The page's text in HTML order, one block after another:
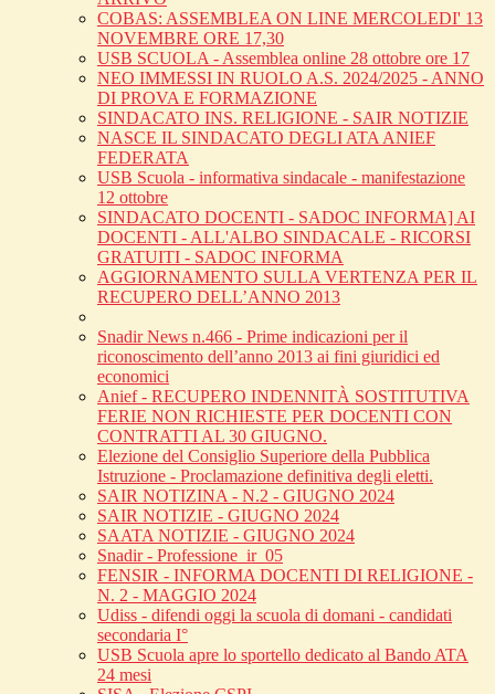
COBAS: ASSEMBLEA ON LINE MERCOLEDI' 13
NOVEMBRE ORE 17,30
USB SCUOLA - Assemblea online 28 ottobre ore 17
NEO IMMESSI IN RUOLO A.S. 2024/2025 - ANNO
DI PROVA E FORMAZIONE
SINDACATO INS. RELIGIONE - SAIR NOTIZIE
NASCE IL SINDACATO DEGLI ATA ANIEF
FEDERATA
USB Scuola - informativa sindacale - manifestazione
12 ottobre
SINDACATO DOCENTI - SADOC INFORMA] AI
DOCENTI - ALL'ALBO SINDACALE - RICORSI
GRATUITI - SADOC INFORMA
AGGIORNAMENTO SULLA VERTENZA PER IL
RECUPERO DELL’ANNO 2013
Snadir News n.466 - Prime indicazioni per il
riconoscimento dell’anno 2013 ai fini giuridici ed
economici
Anief - RECUPERO INDENNITÀ SOSTITUTIVA
FERIE NON RICHIESTE PER DOCENTI CON
CONTRATTI AL 30 GIUGNO.
Elezione del Consiglio Superiore della Pubblica
Istruzione - Proclamazione definitiva degli eletti.
SAIR NOTIZINA - N.2 - GIUGNO 2024
SAIR NOTIZIE - GIUGNO 2024
SAATA NOTIZIE - GIUGNO 2024
Snadir - Professione_ir_05
FENSIR - INFORMA DOCENTI DI RELIGIONE -
N. 2 - MAGGIO 2024
Udiss - difendi oggi la scuola di domani - candidati
secondaria I°
USB Scuola apre lo sportello dedicato al Bando ATA
24 mesi